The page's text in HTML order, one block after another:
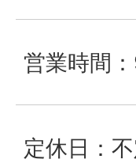
営業時間
定休日：